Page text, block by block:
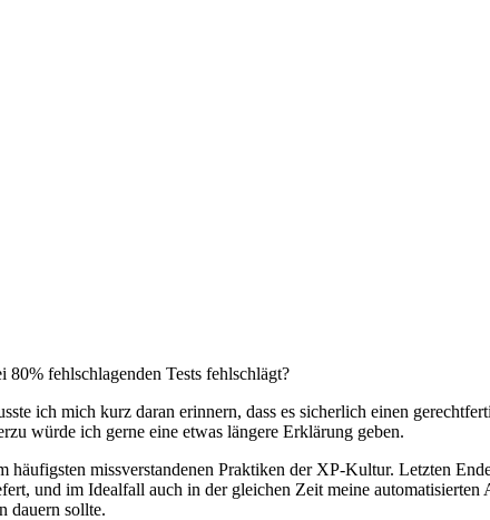
fehlschlagenden Tests fehlschlägt?
ich mich kurz daran erinnern, dass es sicherlich einen
würde ich gerne eine etwas längere Erklärung geben.
missverstandenen Praktiken der XP-Kultur. Letzten
und im Idealfall auch in der gleichen Zeit meine automatisierten
dauern sollte.